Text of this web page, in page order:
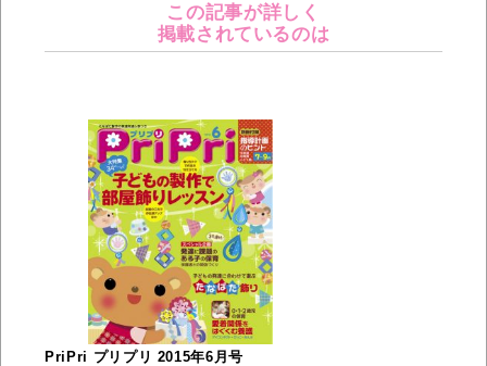
この記事が詳しく
掲載されているのは
PriPri プリプリ 2015年6月号